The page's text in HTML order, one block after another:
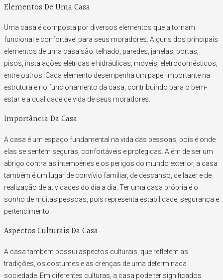
Elementos De Uma Casa
Uma casa é composta por diversos elementos que a tornam
funcional e confortável para seus moradores. Alguns dos principais
elementos de uma casa são: telhado, paredes, janelas, portas,
pisos, instalações elétricas e hidráulicas, móveis, eletrodomésticos,
entre outros. Cada elemento desempenha um papel importante na
estrutura e no funcionamento da casa, contribuindo para o bem-
estar e a qualidade de vida de seus moradores.
Importância Da Casa
A casa é um espaço fundamental na vida das pessoas, pois é onde
elas se sentem seguras, confortáveis e protegidas. Além de ser um
abrigo contra as intempéries e os perigos do mundo exterior, a casa
também é um lugar de convívio familiar, de descanso, de lazer e de
realização de atividades do dia a dia. Ter uma casa própria é o
sonho de muitas pessoas, pois representa estabilidade, segurança e
pertencimento.
Aspectos Culturais Da Casa
A casa também possui aspectos culturais, que refletem as
tradições, os costumes e as crenças de uma determinada
sociedade. Em diferentes culturas, a casa pode ter significados